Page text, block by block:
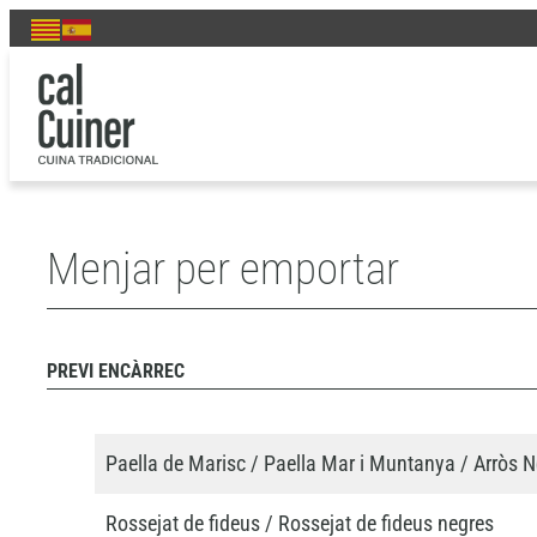
Vés
contingut
MENJAR PER EMPORTAR
Menjar per emportar
PREVI ENCÀRREC
Paella de Marisc / Paella Mar i Muntanya / Arròs
Rossejat de fideus / Rossejat de fideus negres